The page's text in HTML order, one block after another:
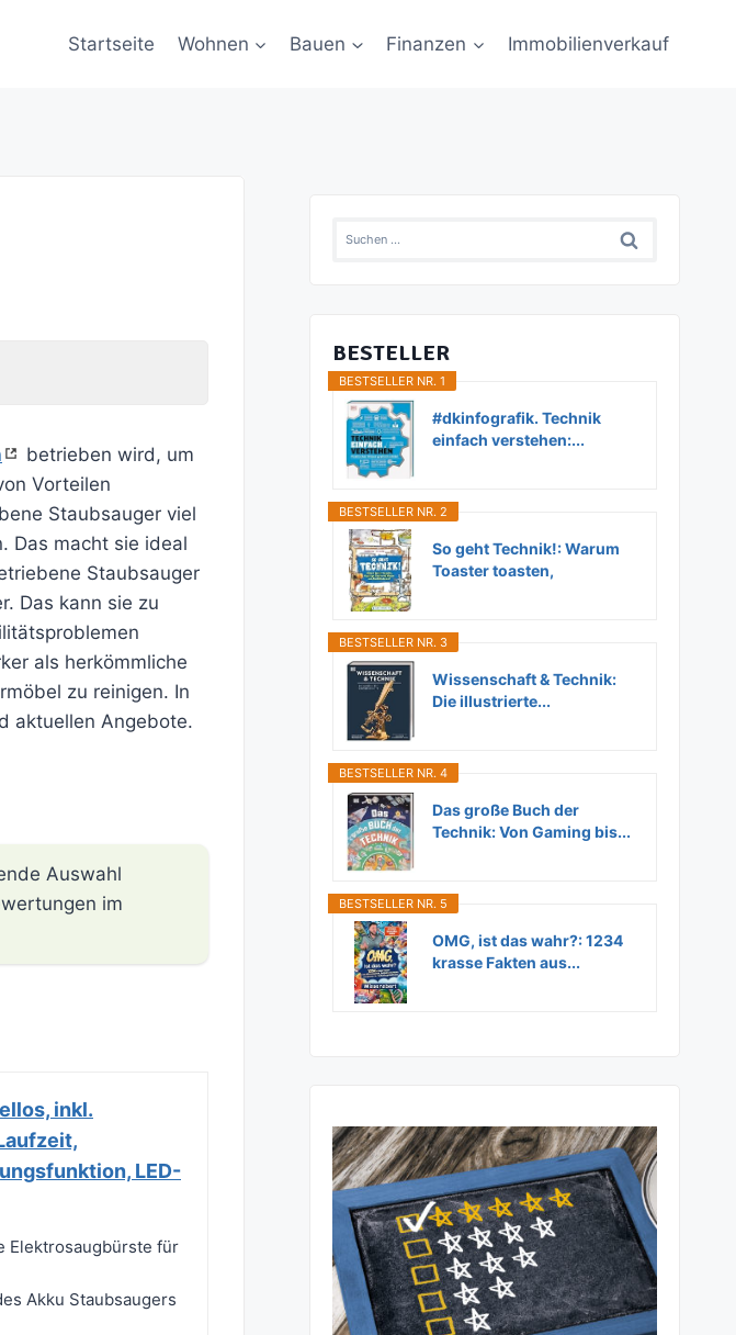
Startseite Wohnen Bauen Finanzen Immobilienverkauf
betrieben wird, um
Vorteilen
Staubsauger viel
Das macht sie ideal
Staubsauger
Das kann sie zu
als herkömmliche
zu reinigen. In
aktuellen Angebote.
Auswahl
im
inkl.
LED-
Elektrosaugbürste für
Akku Staubsaugers
Suchen
BESTELLER
BESTSELLER NR. 1
#dkinfografik. Technik
einfach verstehen:...
BESTSELLER NR. 2
So geht Technik!: Warum
Toaster toasten,
BESTSELLER NR. 3
Wissenschaft & Technik:
Die illustrierte...
BESTSELLER NR. 4
Das große Buch der
Technik: Von Gaming bis...
BESTSELLER NR. 5
OMG, ist das wahr?: 1234
krasse Fakten aus...